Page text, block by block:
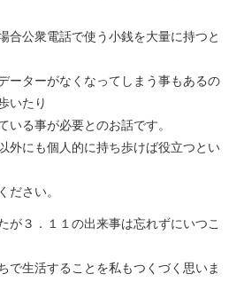
合公衆電話で使う小銭を大量に持つと
ーターがなくなってしまう事もあるの
いたり
いる事が必要とのお話です。
外にも個人的に持ち歩けば役立つとい
ださい。
が３．１１の出来事は忘れずにいつこ
で生活することを私もつくづく思いま